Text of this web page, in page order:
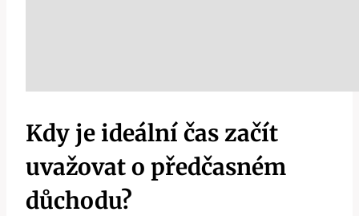
Kdy je ideální čas začít
uvažovat o předčasném
důchodu?